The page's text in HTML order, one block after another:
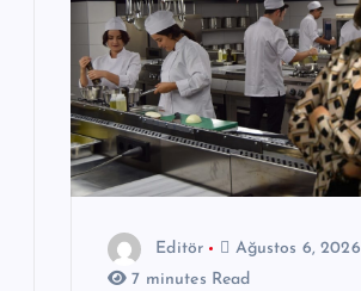
Editör
Ağustos 6, 2026
7 minutes Read